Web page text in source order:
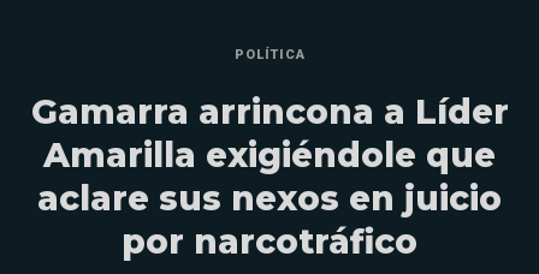
POLÍTICA
Gamarra arrincona a Líder
Amarilla exigiéndole que
aclare sus nexos en juicio
por narcotráfico